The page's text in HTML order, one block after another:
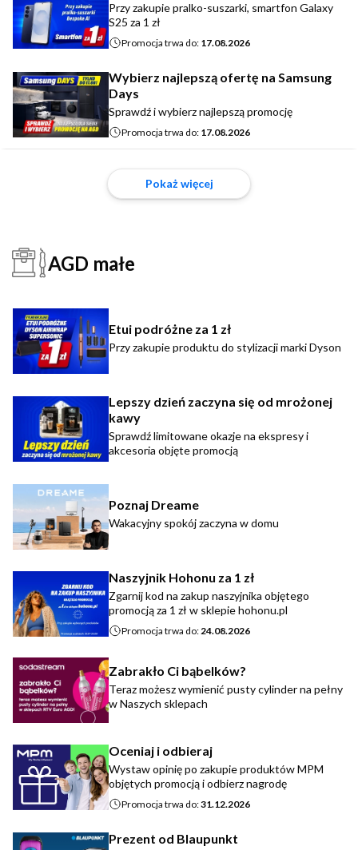
Przy zakupie pralko-suszarki, smartfon Galaxy
S25 za 1 zł
Promocja trwa do: 17.08.2026
Wybierz najlepszą ofertę na Samsung
Days
Sprawdź i wybierz najlepszą promocję
Promocja trwa do: 17.08.2026
Pokaż więcej
AGD małe
Etui podróżne za 1 zł
Przy zakupie produktu do stylizacji marki Dyson
Lepszy dzień zaczyna się od mrożonej
kawy
Sprawdź limitowane okazje na ekspresy i
akcesoria objęte promocją
Poznaj Dreame
Wakacyjny spokój zaczyna w domu
Naszyjnik Hohonu za 1 zł
Zgarnij kod na zakup naszyjnika objętego
promocją za 1 zł w sklepie hohonu.pl
Promocja trwa do:24.08.2026
Zabrakło Ci bąbelków?
Teraz możesz wymienić pusty cylinder na pełny
w Naszych sklepach
Oceniaj i odbieraj
Wystaw opinię po zakupie produktów MPM
objętych promocją i odbierz nagrodę
Promocja trwa do:31.12.2026
Prezent od Blaupunkt